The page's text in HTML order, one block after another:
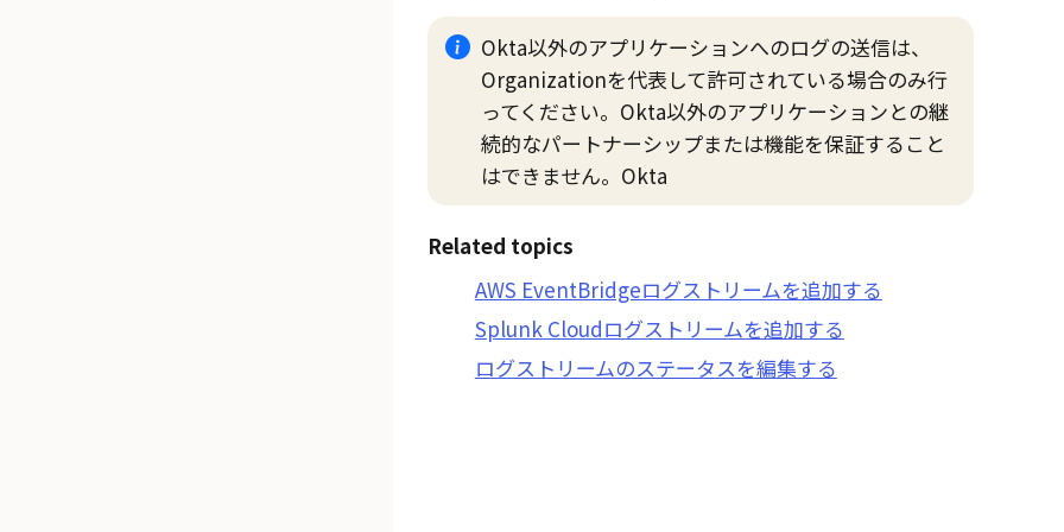
Okta以外のアプリケーションへのログの送信は、
Organizationを代表して許可されている場合のみ行
ってください。 Okta以外のアプリケーションとの継
続的なパートナーシップまたは機能を保証すること
はできません。 Okta
Related topics
AWS EventBridgeログストリームを追加する
Splunk Cloudログストリームを追加する
ログストリームのステータスを編集する